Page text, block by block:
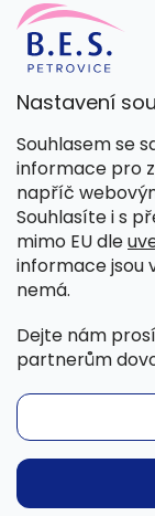
Nastavení
Souhlasem se
informace pro
napříč
Souhlasíte i s
mimo EU dle
informace jsou
nemá.
Dejte nám
partnerům
Kamenná
Pondělí – Pátek
Petrovice 42, 262
Více informací
Běžíme